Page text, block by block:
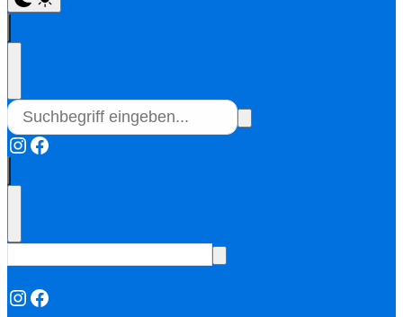
Instagram
Facebook
Instagram
Facebook